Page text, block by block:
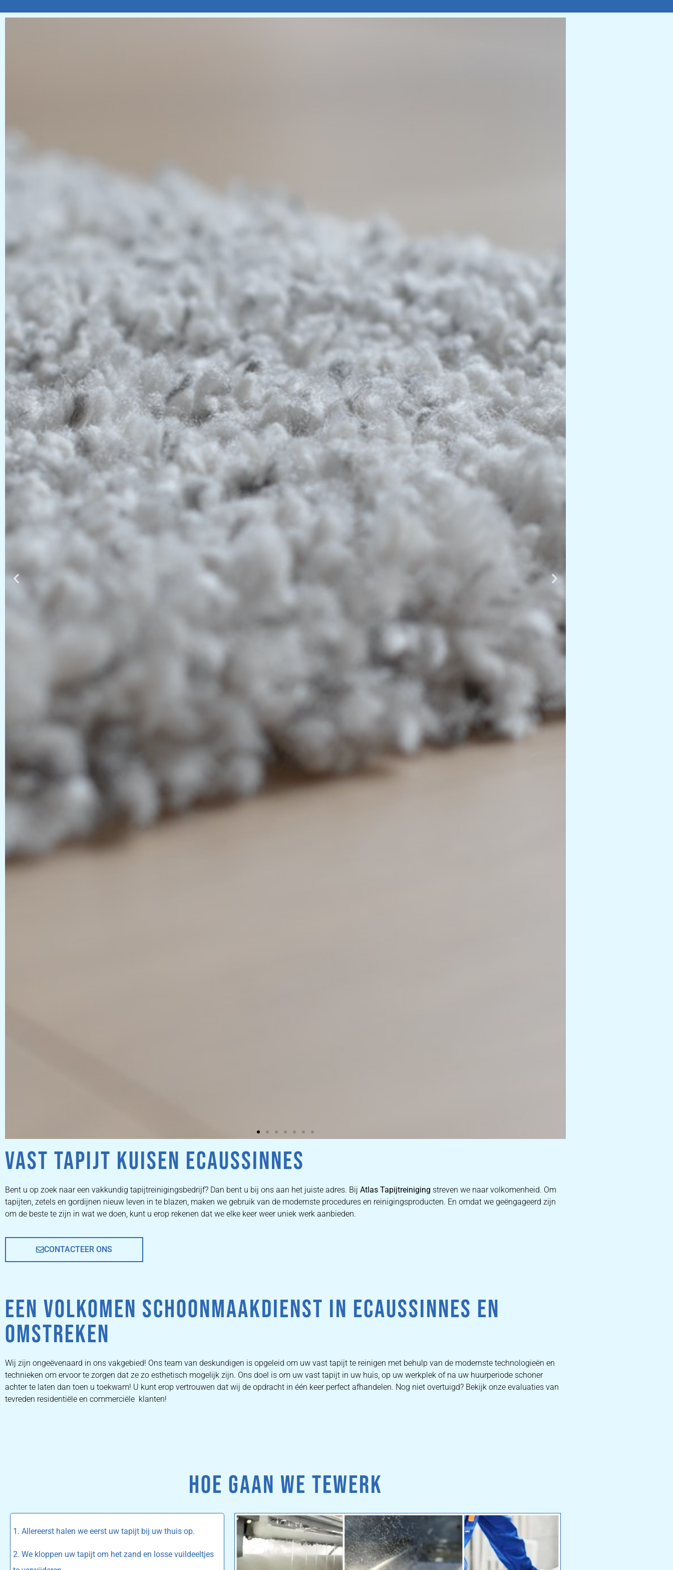
ZETEL
REINIGEN
ZETEL REINIGEN DOOR
PRIJZEN
VAST TAPIJT KUISEN ECAUSSINNES
Bent u op zoek naar een vakkundig tapijtreinigingsbedrijf? Dan bent u bij ons aan het juiste adres. Bij Atlas Tapijtreiniging streven we naar volkomenheid. Om
tapijten, zetels en gordijnen nieuw leven in te blazen, maken we gebruik van de modernste procedures en reinigingsproducten. En omdat we geëngageerd zijn
om de beste te zijn in wat we doen, kunt u erop rekenen dat we elke keer weer uniek werk aanbieden.
CONTACTEER ONS
EEN VOLKOMEN SCHOONMAAKDIENST IN ECAUSSINNES EN
OMSTREKEN
Wij zijn ongeëvenaard in ons vakgebied! Ons team van deskundigen is opgeleid om uw vast tapijt te reinigen met behulp van de modernste technologieën en
technieken om ervoor te zorgen dat ze zo esthetisch mogelijk zijn. Ons doel is om uw vast tapijt in uw huis, op uw werkplek of na uw huurperiode schoner
achter te laten dan toen u toekwam! U kunt erop vertrouwen dat wij de opdracht in één keer perfect afhandelen. Nog niet overtuigd? Bekijk onze evaluaties van
tevreden residentiële en commerciële klanten!
HOE GAAN WE TEWERK
1. Allereerst halen we eerst uw tapijt bij uw thuis op.
2. We kloppen uw tapijt om het zand en losse vuildeeltjes